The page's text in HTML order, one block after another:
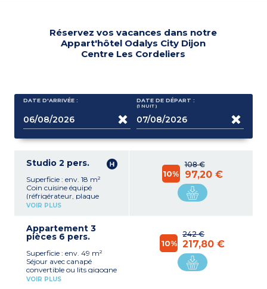
Réservez vos vacances dans notre
Appart'hôtel Odalys City Dijon
Centre Les Cordeliers
DATE D'ARRIVÉE : DATE DE DÉPART :
(1 NUIT )
Studio 2 pers.
Superficie : env. 18 m²
Coin cuisine équipé
(réfrigérateur, plaque
vitrocéramique, micro-
Salle de douche (sèche-
cheveux et sèche-
Certaines chambres sont
en mezzanine
VOIR PLUS
108 €
10% 97,20 €
Appartement 3
pièces 6 pers.
Superficie : env. 49 m²
Séjour avec canapé
convertible ou lits gigogne
Coin cuisine équipé
VOIR PLUS
242 €
10% 217,80 €